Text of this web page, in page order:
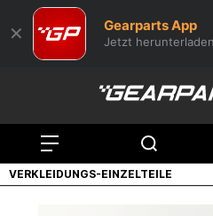
✕ Gearparts App
Jetzt herunterladen
VERKLEIDUNGS-EINZELTEILE